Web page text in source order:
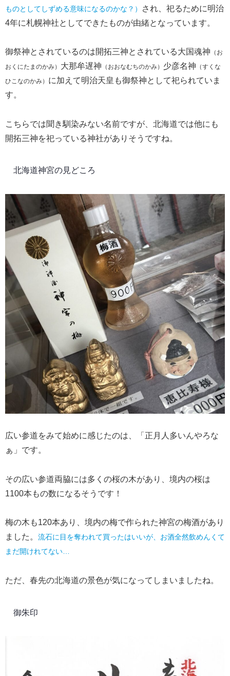
ものとしてしずめる意味になるのかな？）
され、祀るために明治
4年に札幌神社としてできたものが由緒となっています。
御祭神とされているのは開拓三神とされている大国魂神 （お
おくにたまのかみ） 大那牟遅神 （おおなむちのかみ） 少彦名神 （すくな
ひこなのかみ） に加えて明治天皇も御祭神として祀られていま
す。
こちらでは聞き馴染みない名前ですが、北海道では他にも
開拓三神を祀っている神社がありそうですね。
北海道神宮の見どころ
広い参道をみて始めに感じたのは、「正月人多いんやろな
ぁ」です。
その広い参道両脇には多くの桜の木があり、境内の桜は
1100本もの数になるそうです！
梅の木も120本あり、境内の梅で作られた神宮の梅酒があり
ました。 流石に目を奪われて買ったはいいが、お酒全然飲めんくて
まだ開けれてない…
ただ、春先の北海道の景色が気になってしまいましたね。
御朱印